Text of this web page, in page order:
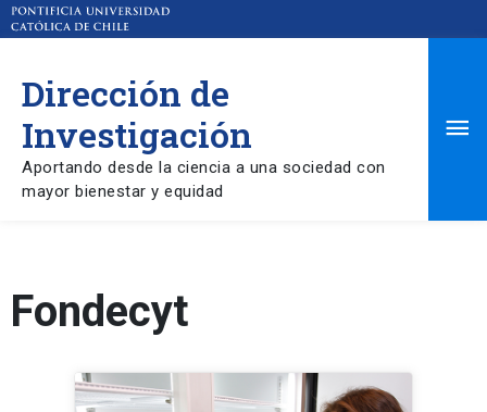
Dirección de
Investigación
Aportando desde la ciencia a una sociedad con
mayor bienestar y equidad
Fondecyt